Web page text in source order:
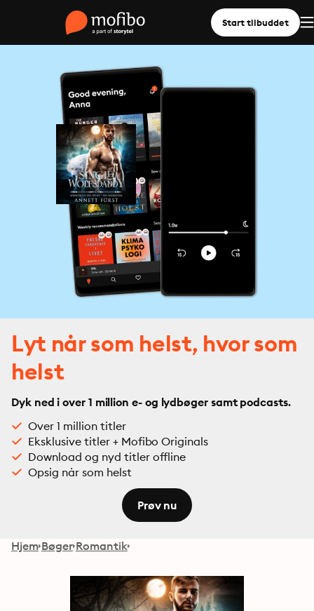
Start tilbuddet
Lyt når som helst, hvor som
helst
Dyk ned i over 1 million e- og lydbøger samt podcasts.
Over 1 million titler
Eksklusive titler + Mofibo Originals
Download og nyd titler offline
Opsig når som helst
Prøv nu
Hjem Bøger Romantik